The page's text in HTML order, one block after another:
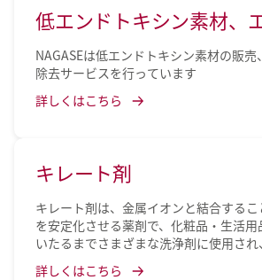
低エンドトキシン素材、
シン除去技術
NAGASEは低エンドトキシン素材の販
除去サービスを行っています
詳しくはこちら
キレート剤
キレート剤は、金属イオンと結合する
を安定化させる薬剤で、化粧品・生活
いたるまでさまざまな洗浄剤に使用さ
ます。
詳しくはこちら